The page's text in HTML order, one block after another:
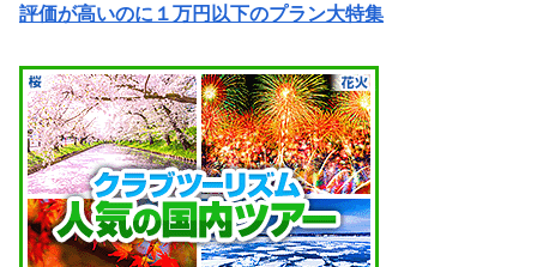
評価が高いのに１万円以下のプラン大特集